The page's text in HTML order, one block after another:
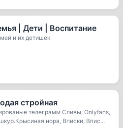
| Дети | Воспитание
и их детишек
стройная
телеграмм Сливы, Onlyfans,
нора, Вписки, Впис...